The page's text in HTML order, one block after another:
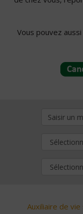
Vous pouvez
Auxiliaire de vie